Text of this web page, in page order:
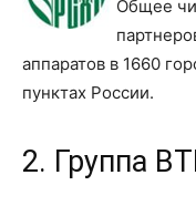
Общее
аппаратов в 1660
пунктах России.
2. Группа